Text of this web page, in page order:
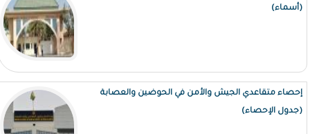
(أسماء)
إحصاء متقاعدي الجيش والأمن في الحوضين والعصابة
(جدول الإحصاء)